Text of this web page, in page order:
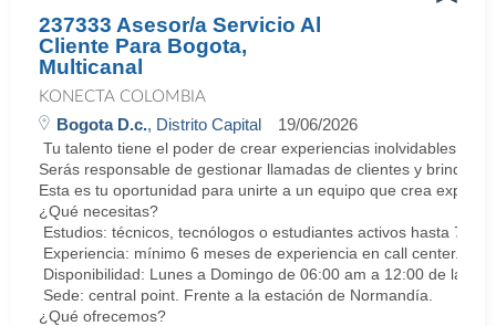
237333 Asesor/a Servicio Al
Cliente Para Bogota,
Multicanal
KONECTA COLOMBIA
Bogota D.c., Distrito Capital 19/06/2026
Tu talento tiene el poder de crear experiencias inolvidables.
Serás responsable de gestionar llamadas de clientes y brindar
Esta es tu oportunidad para unirte a un equipo que crea
¿Qué necesitas?
Estudios: técnicos, tecnólogos o estudiantes activos hasta 7
Experiencia: mínimo 6 meses de experiencia en call center.
Disponibilidad: Lunes a Domingo de 06:00 am a 12:00 de la
Sede: central point. Frente a la estación de Normandía.
¿Qué ofrecemos?